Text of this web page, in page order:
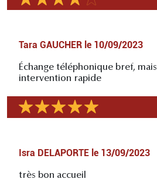
Tara GAUCHER le 10/09/2023
Échange téléphonique bref, mais
intervention rapide
Isra DELAPORTE le 13/09/2023
très bon accueil